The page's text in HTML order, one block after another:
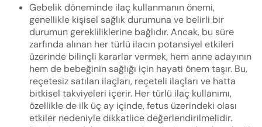
Gebelik döneminde ilaç kullanmanın önemi,
genellikle kişisel sağlık durumuna ve belirli bir
durumun gerekliliklerine bağlıdır. Ancak, bu süre
zarfında alınan her türlü ilacın potansiyel etkileri
üzerinde bilinçli kararlar vermek, hem anne adayının
hem de bebeğinin sağlığı için hayati önem taşır. Bu,
reçetesiz satılan ilaçları, reçeteli ilaçları ve hatta
bitkisel takviyeleri içerir. Her türlü ilaç kullanımı,
özellikle de ilk üç ay içinde, fetus üzerindeki olası
etkiler nedeniyle dikkatlice değerlendirilmelidir.